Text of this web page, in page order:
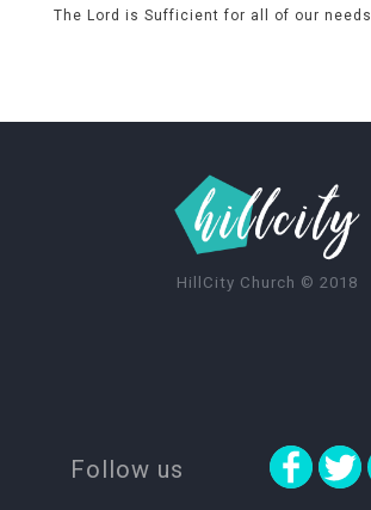
The Lord is Sufficient for all of our needs
HillCity Church © 2018
Follow us